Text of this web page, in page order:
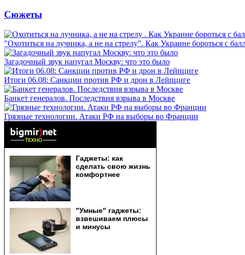
Сюжеты
"Охотиться на лучника, а не на стрелу". Как Украине бороться с
Загадочный звук напугал Москву: что это было
Итоги 06.08: Санкции против РФ и дрон в Лейпциге
Банкет генералов. Последствия взрыва в Москве
Грязные технологии. Атаки РФ на выборы во Франции